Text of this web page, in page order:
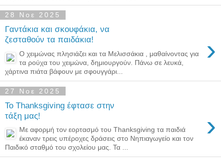
28 Νοε 2025
Γαντάκια και σκουφάκια, να
ζεσταθούν τα παιδάκια!
›
Ο χειμώνας πλησιάζει και τα Μελισσάκια , μαθαίνοντας για
τα ρούχα του χειμώνα, δημιουργούν. Πάνω σε λευκά,
χάρτινα πιάτα βάφουν με σφουγγάρι...
27 Νοε 2025
Το Thanksgiving έφτασε στην
τάξη μας!
›
Με αφορμή τον εορτασμό του Thanksgiving τα παιδιά
έκαναν τρεις υπέροχες δράσεις στο Νηπιαγωγείο και τον
Παιδικό σταθμό του σχολείου μας. Τα ...